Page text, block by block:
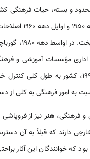
و بسته، حیات فرهنگی
در جهت نیل
رسانه‌های کشور حذف گردید. در اوایل
به امور فرهنگی به کلی از
و فرهنگی، هنر
دارند که قبلاً به آن
که خوانندگان این آثار